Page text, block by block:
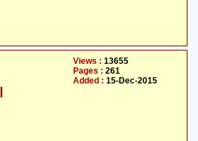
Views : 13655
Pages : 261
Added : 15-Dec-2015